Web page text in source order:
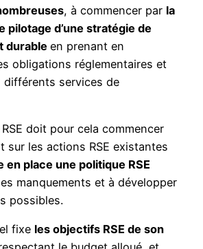
, à commencer par la
pilotage d’une stratégie de
durable en prenant en
obligations réglementaires et
différents services de
doit pour cela commencer
sur les actions RSE existantes
en place une politique RSE
manquements et à développer
possibles.
fixe les objectifs RSE de son